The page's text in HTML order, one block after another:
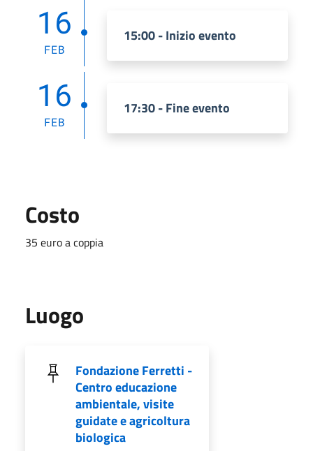
16
FEB
15:00 - Inizio evento
16
FEB
17:30 - Fine evento
Costo
35 euro a coppia
Luogo
Fondazione Ferretti -
Centro educazione
ambientale, visite
guidate e agricoltura
biologica